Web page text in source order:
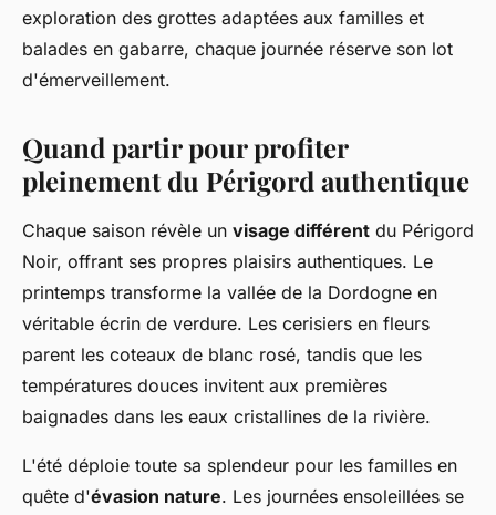
exploration des grottes adaptées aux familles et
balades en gabarre, chaque journée réserve son lot
d'émerveillement.
Quand partir pour profiter
pleinement du Périgord authentique
Chaque saison révèle un visage différent du Périgord
Noir, offrant ses propres plaisirs authentiques. Le
printemps transforme la vallée de la Dordogne en
véritable écrin de verdure. Les cerisiers en fleurs
parent les coteaux de blanc rosé, tandis que les
températures douces invitent aux premières
baignades dans les eaux cristallines de la rivière.
L'été déploie toute sa splendeur pour les familles en
quête d'évasion nature. Les journées ensoleillées se